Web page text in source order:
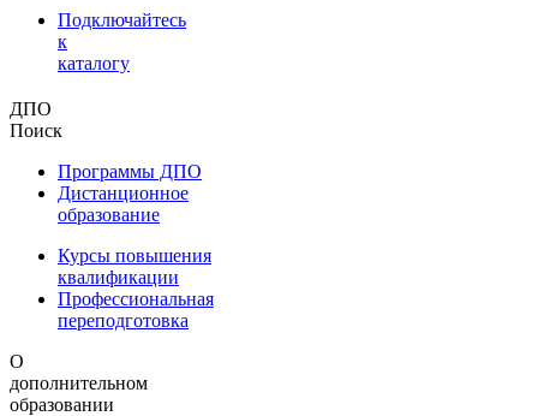
Подключайтесь
к
каталогу
ДПО
Поиск
Программы ДПО
Дистанционное
образование
Курсы повышения
квалификации
Профессиональная
переподготовка
О
дополнительном
образовании